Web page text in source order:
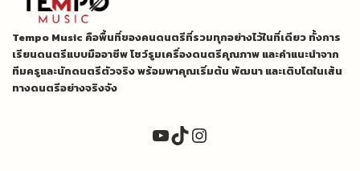
Tempo Music คือพื้นที่ของคนดนตรีที่รวมทุกอย่างไว้ในที่เดียว ทั้งการ
เรียนดนตรีแบบมืออาชีพ โชว์รูมเครื่องดนตรีคุณภาพ และคำแนะนำจาก
ทีมครูและนักดนตรีตัวจริง พร้อมพาคุณเริ่มต้น พัฒนา และเติบโตในเส้น
ทางดนตรีอย่างจริงจัง
YouTube
TikTok
Instagram